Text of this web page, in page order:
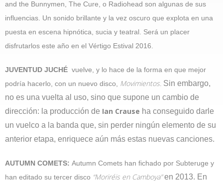
and the Bunnymen, The Cure, o Radiohead son algunas de sus
influencias. Un sonido brillante y la vez oscuro que explota en una
puesta en escena hipnótica, sucia y teatral. Será un placer
disfrutarlos este año en el Vértigo Estival 2016.
JUVENTUD JUCHÉ vuelve, y lo hace de la forma en que mejor
podría hacerlo, con un nuevo disco, Movimientos. Sin embargo,
no es una vuelta al uso, sino que supone un cambio de
dirección: la producción de Ian Crause ha conseguido darle
un vuelco a la banda que, sin perder ningún elemento de su
anterior etapa, enriquece aún más estas nuevas canciones.
AUTUMN COMETS: Autumn Comets han fichado por Subteruge y
han editado su tercer disco “Moriréis en Camboya”en 2013. En